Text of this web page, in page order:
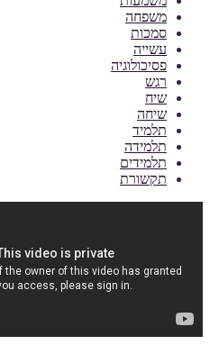
משפחה
סמכות
עשייה
פסיכולוגיה
רגש
שיח
שיחה
תלמיד
תלמידה
תלמידים
תקשורת